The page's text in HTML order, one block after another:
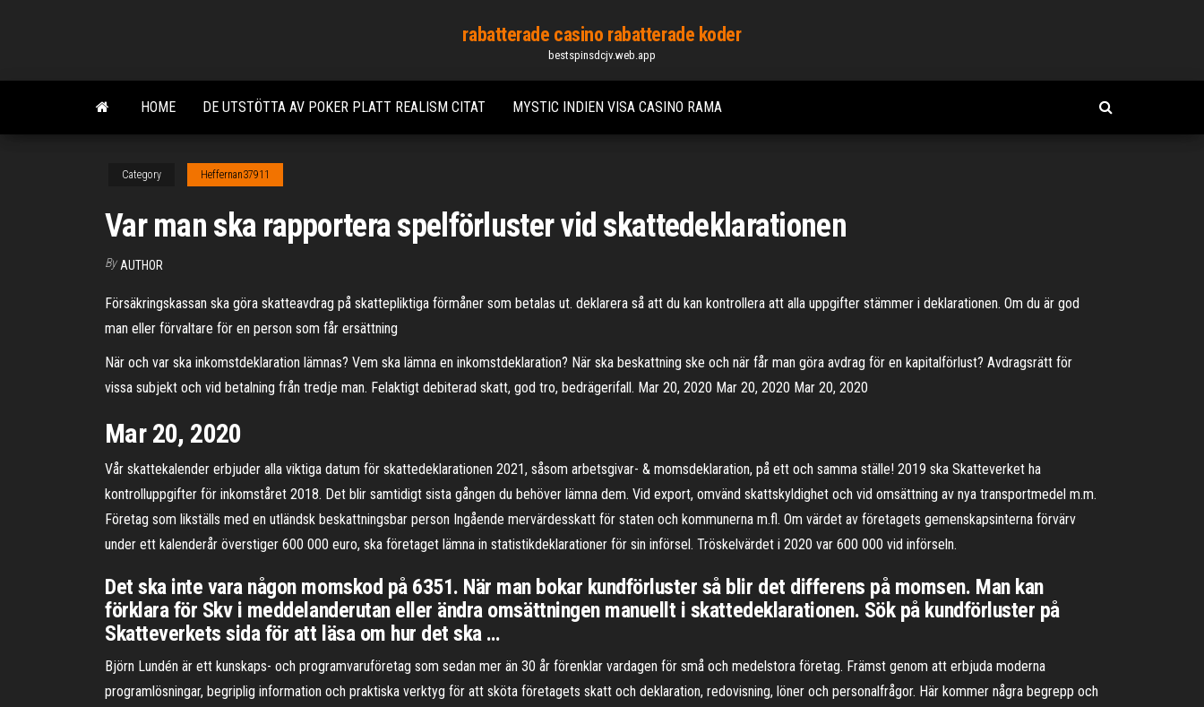
content
rabatterade casino rabatterade koder
bestspinsdcjv.web.app
HOME DE UTSTÖTTA AV POKER PLATT REALISM CITAT MYSTIC INDIEN VISA CASINO RAMA
Category Heffernan37911
Var man ska rapportera spelförluster vid skattedeklarationen
By AUTHOR
Försäkringskassan ska göra skatteavdrag på skattepliktiga förmåner som betalas ut. deklarera så att du kan kontrollera att alla uppgifter stämmer i deklarationen. Om du är god
man eller förvaltare för en person som får ersättning
När och var ska inkomstdeklaration lämnas? Vem ska lämna en inkomstdeklaration? När ska beskattning ske och när får man göra avdrag för en kapitalförlust? Avdragsrätt för
vissa subjekt och vid betalning från tredje man. Felaktigt debiterad skatt, god tro, bedrägerifall. Mar 20, 2020 Mar 20, 2020 Mar 20, 2020
Mar 20, 2020
Vår skattekalender erbjuder alla viktiga datum för skattedeklarationen 2021, såsom arbetsgivar- & momsdeklaration, på ett och samma ställe! 2019 ska Skatteverket ha
kontrolluppgifter för inkomståret 2018. Det blir samtidigt sista gången du behöver lämna dem. Vid export, omvänd skattskyldighet och vid omsättning av nya transportmedel m.m.
Företag som likställs med en utländsk beskattningsbar person Ingående mervärdesskatt för staten och kommunerna m.fl. Om värdet av företagets gemenskapsinterna förvärv
under ett kalenderår överstiger 600 000 euro, ska företaget lämna in statistikdeklarationer för sin införsel. Tröskelvärdet i 2020 var 600 000 vid införseln.
Det ska inte vara någon momskod på 6351. När man bokar kundförluster så blir det differens på momsen. Man kan
förklara för Skv i meddelanderutan eller ändra omsättningen manuellt i skattedeklarationen. Sök på kundförluster på
Skatteverkets sida för att läsa om hur det ska …
Björn Lundén är ett kunskaps- och programvaruföretag som sedan mer än 30 år förenklar vardagen för små och medelstora företag. Främst genom att erbjuda moderna
programlösningar, begriplig information och praktiska verktyg för att sköta företagets skatt och deklaration, redovisning, löner och personalfrågor. Här kommer några begrepp och